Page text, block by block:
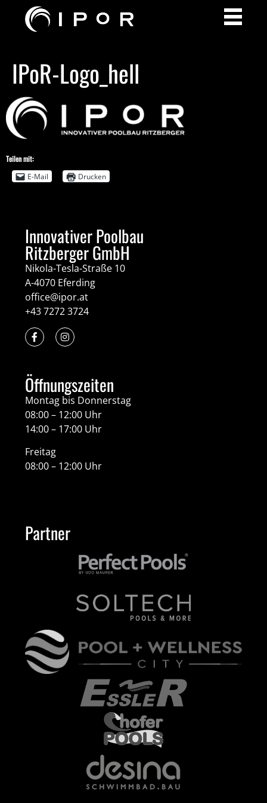
IPoR-Logo_hell
Teilen mit:
E-Mail
Drucken
Innovativer Poolbau
Ritzberger GmbH
Nikola-Tesla-Straße 10
A-4070 Eferding
office@ipor.at
+43 7272 3724
Öffnungszeiten
Montag bis Donnerstag
08:00 – 12:00 Uhr
14:00 – 17:00 Uhr
Freitag
08:00 – 12:00 Uhr
Partner